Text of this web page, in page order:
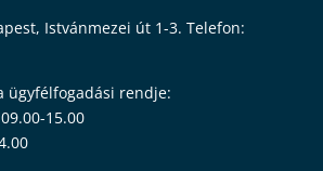
Istvánmezei út 1-3. Telefon:
ügyfélfogadási rendje:
15.00